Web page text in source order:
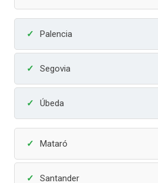
Palencia
Segovia
Úbeda
Mataró
Santander